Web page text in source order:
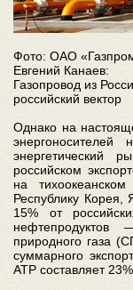
Фото: ОАО
Евгений Канаев:
Газопровод из
российский вектор
Однако на
энергетический
российском
на
Республику
15% от
природного газа
суммарного
АТР составляет